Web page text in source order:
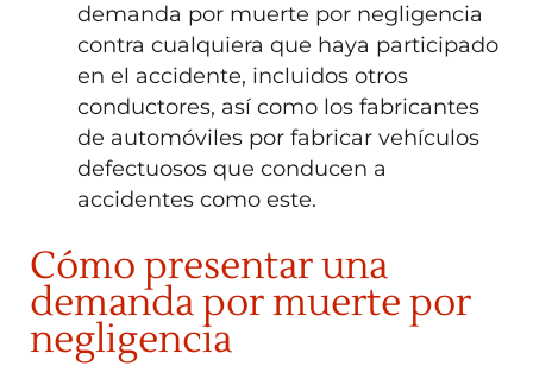
demanda por muerte por negligencia
contra cualquiera que haya participado
en el accidente, incluidos otros
conductores, así como los fabricantes
de automóviles por fabricar vehículos
defectuosos que conducen a
accidentes como este.
Cómo presentar una
demanda por muerte por
negligencia